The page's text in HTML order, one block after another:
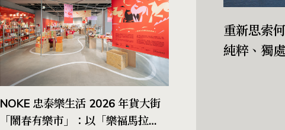
重新思索
純粹、獨
NOKE 忠泰樂生活 2026 年貨大街
「鬧春有樂市」：以「樂福馬拉